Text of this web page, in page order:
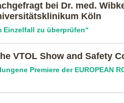
bei Dr. med.
Köln
Einzelfall zu überprüfen“
VTOL Show and Safety
Premiere der EUROPEAN